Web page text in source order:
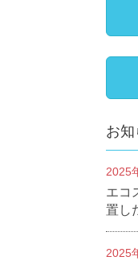
お
2025
エコ
置し
2025